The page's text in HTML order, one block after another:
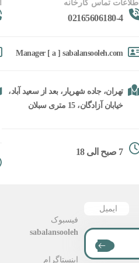
اطلاعات تماس کارخانه
02165606180-4
Manager [ a ] sabalansooleh.com
تهران، جاده شهریار، بعد از سعید آباد،
خیابان آزادگان، 15 متری سبلان
7 صبح الی 18
ایمیل
فیسبوک
sabalansooleh
اینستاگرام